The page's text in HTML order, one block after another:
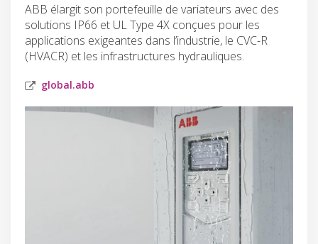
ABB élargit son portefeuille de variateurs avec des
solutions IP66 et UL Type 4X conçues pour les
applications exigeantes dans l’industrie, le CVC-R
(HVACR) et les infrastructures hydrauliques.
global.abb